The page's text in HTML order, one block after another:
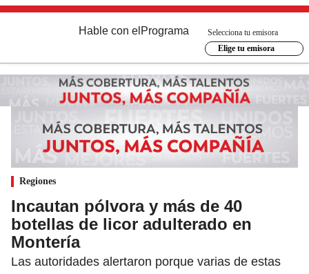
Hable con el Programa
Selecciona tu emisora
Elige tu emisora
Regiones
Incautan pólvora y más de 40
botellas de licor adulterado en
Montería
Las autoridades alertaron porque varias de estas